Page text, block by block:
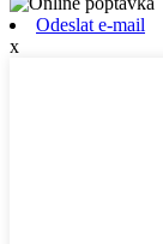
Odeslat e-mail
x